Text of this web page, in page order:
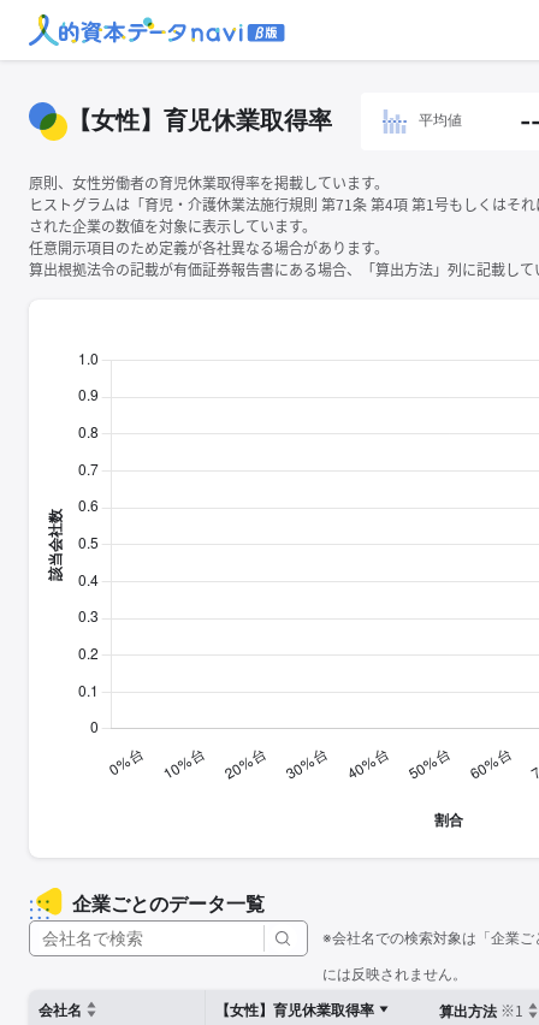
【女性】育児休業取得率 平均値
原則、女性労働者の育児休業取得率を掲載しています。
ヒストグラムは「育児・介護休業法施行規則 第71条 第4項 第1号もしくはそ
された企業の数値を対象に表示しています。
任意開示項目のため定義が各社異なる場合があります。
算出根拠法令の記載が有価証券報告書にある場合、「算出方法」列に記載し
企業ごとのデータ一覧
※会社名での検索対象は「企業
には反映されません。
会社名
【女性】育児休業取得率 算出方法 ※1